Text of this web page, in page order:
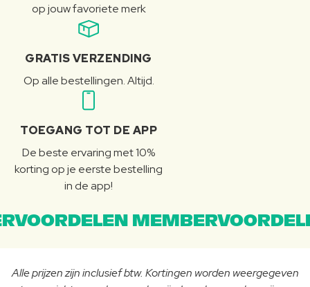
op jouw favoriete merk
GRATIS VERZENDING
Op alle bestellingen. Altijd.
TOEGANG TOT DE APP
De beste ervaring met 10%
korting op je eerste bestelling
in de app!
Alle prijzen zijn inclusief btw. Kortingen worden weergegeven